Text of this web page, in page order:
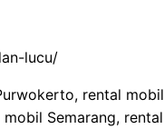
lucu/
rental mobil
mobil Semarang, rental